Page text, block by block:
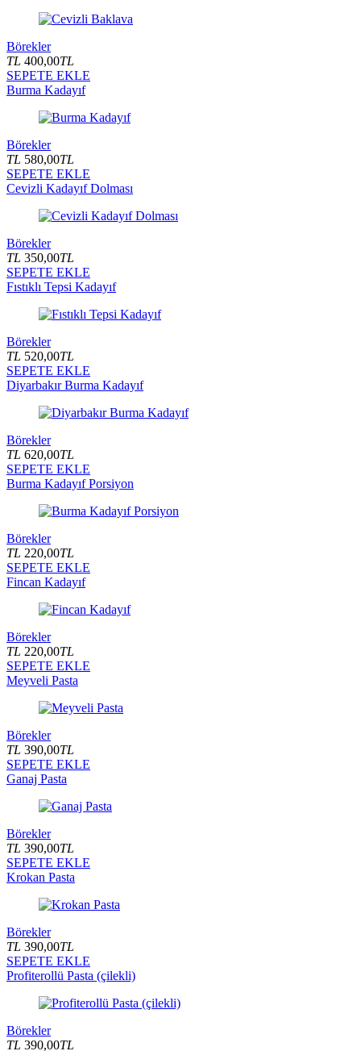
Börekler
TL 400,00TL
SEPETE EKLE
Burma Kadayıf
Börekler
TL 580,00TL
SEPETE EKLE
Cevizli Kadayıf Dolması
Börekler
TL 350,00TL
SEPETE EKLE
Fıstıklı Tepsi Kadayıf
Börekler
TL 520,00TL
SEPETE EKLE
Diyarbakır Burma Kadayıf
Börekler
TL 620,00TL
SEPETE EKLE
Burma Kadayıf Porsiyon
Börekler
TL 220,00TL
SEPETE EKLE
Fincan Kadayıf
Börekler
TL 220,00TL
SEPETE EKLE
Meyveli Pasta
Börekler
TL 390,00TL
SEPETE EKLE
Ganaj Pasta
Börekler
TL 390,00TL
SEPETE EKLE
Krokan Pasta
Börekler
TL 390,00TL
SEPETE EKLE
Profiterollü Pasta (çilekli)
Börekler
TL 390,00TL